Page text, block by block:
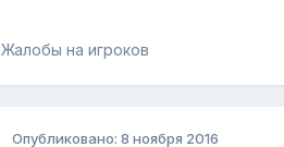
Жалобы на игроков
Опубликовано: 8 ноября 2016